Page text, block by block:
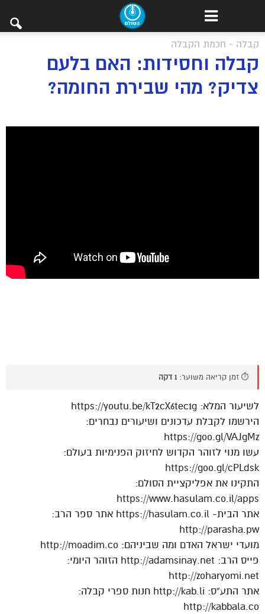
קבלה - חכמת הקבלה
קבלה וחסידות: האם בלעם
צדיק? מהי שבירת החומה?
⏱️ זמן קריאה משוער: 1 דקה
לשיעור המלא: https://youtu.be/kT2cX6tec1g
הירשמו לקבלת עדכונים ושיעורים נבחרים:
https://goo.gl/VAJgMz
עשו מנוי לזוהר הקדוש לחיזוק הפנימיות בעולם:
https://goo.gl/cPLdsk
התקינו את אפליקציית הסולם:
https://www.hasulam.co.il/apps
אתר הבית- https://hasulam.co.il אתר ספר הרב:
http://parasha.pw
מועדי ישראל האדם ומה שביניהם: http://moadim.co
פייס הרב: http://adamsinay.net הזוהר היומי:
http://zoharyomi.net
אתר התע”ס: http://kab.li חנות ספרי קבלה:
http://kabbala.co